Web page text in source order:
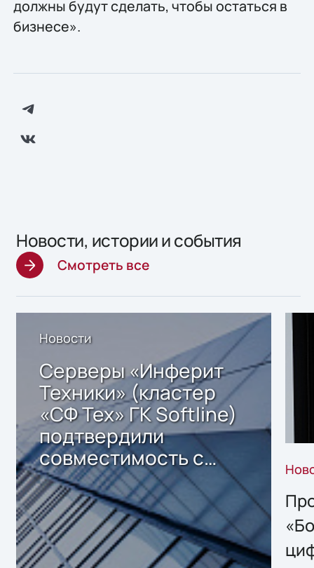
должны будут сделать, чтобы остаться в
бизнесе».
Новости, истории и события
Смотреть все
Новости
Серверы «Инферит
Техники» (кластер
«СФ Тех» ГК Softline)
подтвердили
совместимость с
решением Sharx
Storage 2.x для
хранения данных